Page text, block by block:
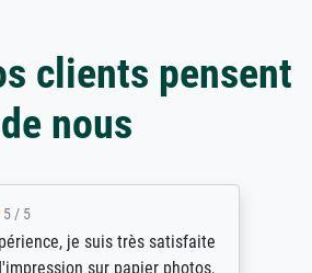
clients pensent
de nous
5
je suis très satisfaite
sur papier photos,